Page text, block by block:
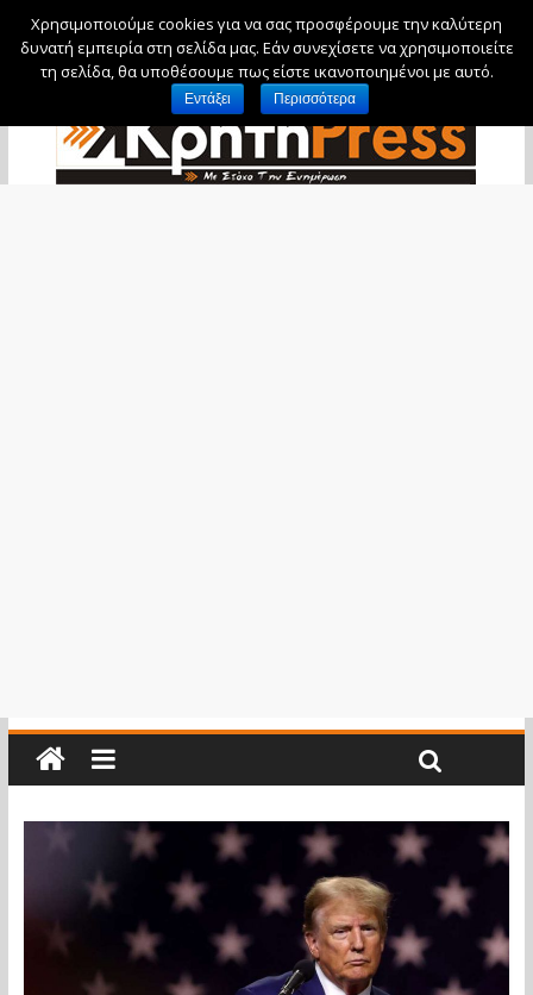
Παρασκευή, 7 Αυγούστου, 2026
Χρησιμοποιούμε cookies για να σας προσφέρουμε την καλύτερη
δυνατή εμπειρία στη σελίδα μας. Εάν συνεχίσετε να χρησιμοποιείτε
τη σελίδα, θα υποθέσουμε πως είστε ικανοποιημένοι με αυτό.
Εντάξει Περισσότερα